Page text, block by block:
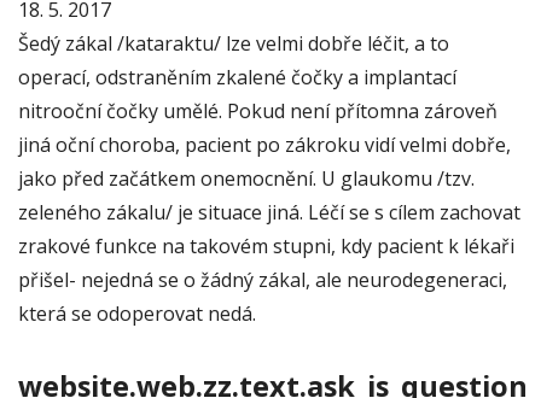
18. 5. 2017
Šedý zákal /kataraktu/ lze velmi dobře léčit, a to
operací, odstraněním zkalené čočky a implantací
nitrooční čočky umělé. Pokud není přítomna zároveň
jiná oční choroba, pacient po zákroku vidí velmi dobře,
jako před začátkem onemocnění. U glaukomu /tzv.
zeleného zákalu/ je situace jiná. Léčí se s cílem zachovat
zrakové funkce na takovém stupni, kdy pacient k lékaři
přišel- nejedná se o žádný zákal, ale neurodegeneraci,
která se odoperovat nedá.